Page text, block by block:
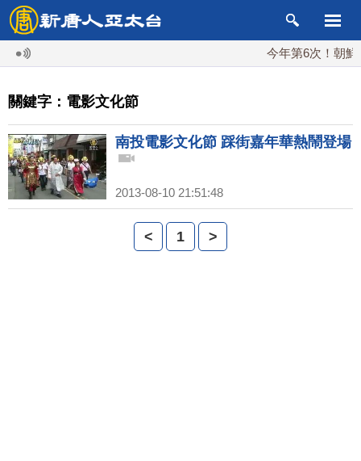
今年第6次！朝鮮
關鍵字：電影文化節
南投電影文化節 踩街嘉年華熱鬧登場
2013-08-10 21:51:48
< 1 >